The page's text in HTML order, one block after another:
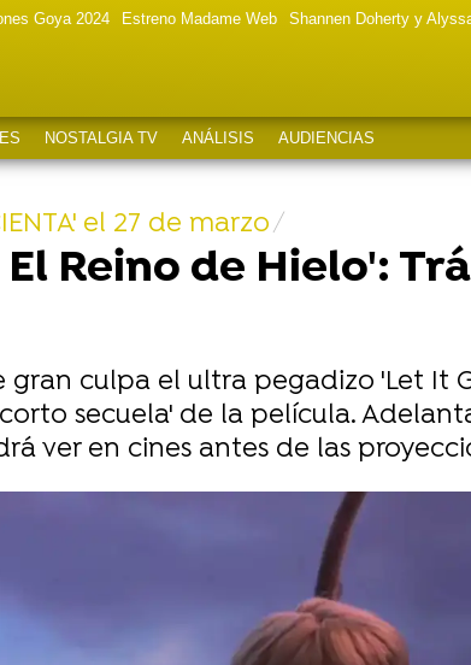
Goya 2024 Estreno Madame Web Shannen Doherty y
NOSTALGIA TV ANÁLISIS AUDIENCIAS
el 27 de marzo
Reino de Hielo':
gran culpa el ultra pegadizo 'Let It
secuela' de la película.
ver en cines antes de las